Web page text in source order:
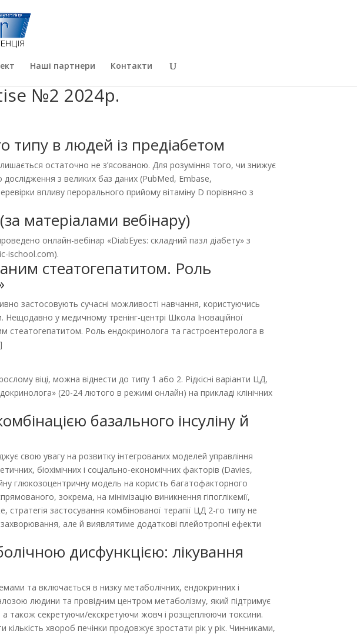
Наші партнери Контакти
№2 2024р.
типу в людей із предіабетом
остаточно не з’ясованою. Для розуміння того, чи знижує
з великих баз даних (PubMed, Embase,
впливу перорального прийому вітаміну D порівняно з
матеріалами вебінару)
онлайн-вебінар «DiabEyes: складний пазл діабету» з
ischool.com).
стеатогепатитом. Роль
застосовують сучасні можливості навчання, користуючись
у медичному тренінг-центрі Школа Іноваційної
стеатогепатитом. Роль ендокринолога та гастроентеролога в
віці, можна віднести до типу 1 або 2. Рідкісні варіанти ЦД,
(20-24 лютого в режимі онлайн) на прикладі клінічних
базального інсуліну й
свою увагу на розвитку інтегрованих моделей управління
біохімічних і соціально-економічних факторів (Davies,
глюкозоцентричну модель на користь багатофакторного
зокрема, на мінімізацію виникнення гіпоглікемії,
застосування комбінованої терапії ЦД 2-го типу не
але й виявлятиме додаткові плейотропні ефекти
дисфункцією: лікування
та включається в низку метаболічних, ендокринних і
людини та провідним центром метаболізму, який підтримує
а також секретуючи/екскретуючи жовч і розщеплюючи токсини.
хвороб печінки продовжує зростати рік у рік. Чинниками,